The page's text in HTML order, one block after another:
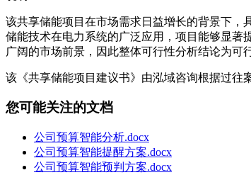
该共享储能项目在市场需求日益增长的背景下，
储能技术在电力系统的广泛应用，项目能够显著
广阔的市场前景，因此整体可行性分析结论为可行
该《共享储能项目建议书》由泓域咨询根据过往
您可能关注的文档
公司预算智能分析.docx
公司预算智能提醒方案.docx
公司预算智能预判方案.docx